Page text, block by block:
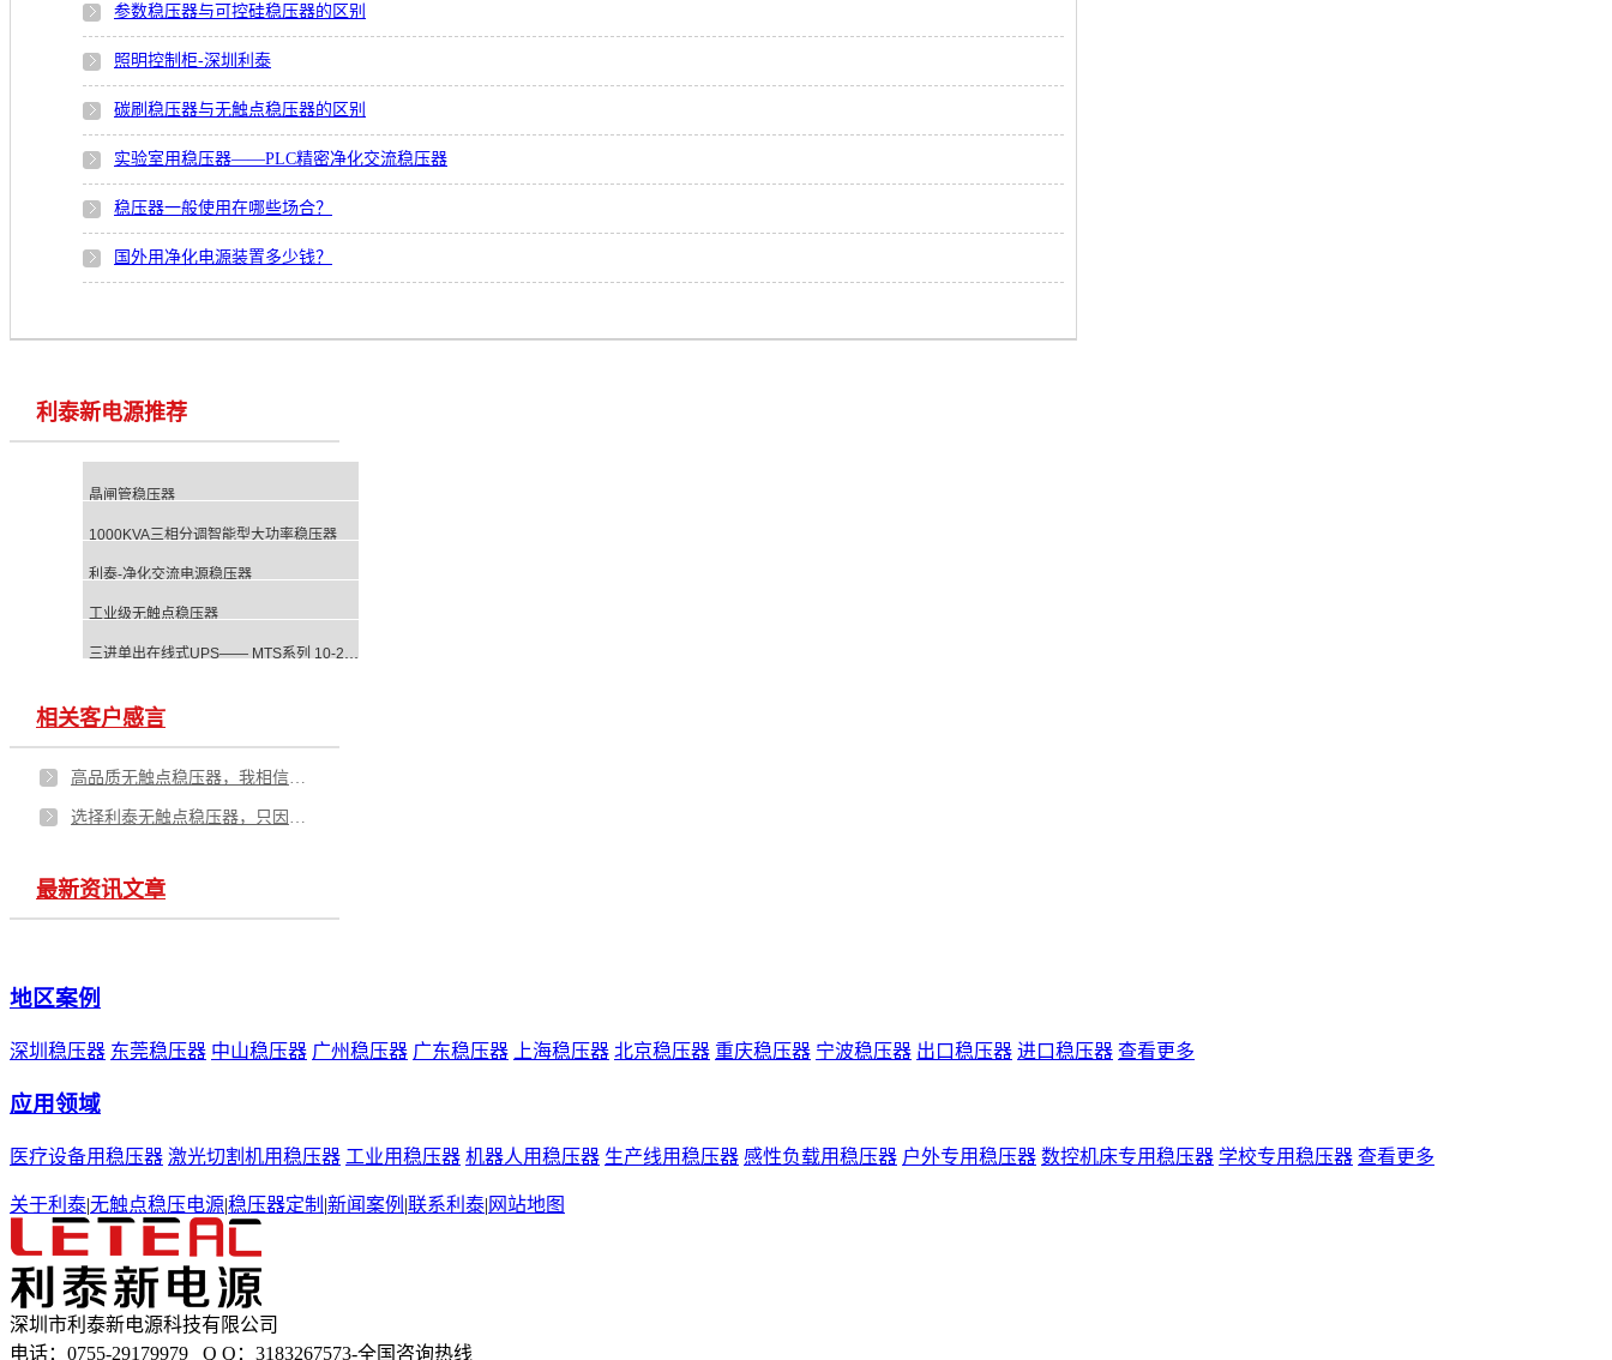
参数稳压器与可控硅稳压器的区别
照明控制柜-深圳利泰
碳刷稳压器与无触点稳压器的区别
实验室用稳压器——PLC精密净化交流稳压器
稳压器一般使用在哪些场合？
国外用净化电源装置多少钱？
利泰新电源推荐
晶闸管稳压器
1000KVA三相分调智能型大功率稳压器
利泰-净化交流电源稳压器
工业级无触点稳压器
相关客户感言
最新资讯文章
地区案例
深圳稳压器 东莞稳压器 中山稳压器 广州稳压器 广东稳压器 上海稳压器 北京稳压器 重庆稳压器 宁波稳压器 出口稳压器 进口稳压器 查看更多
应用领域
医疗设备用稳压器 激光切割机用稳压器 工业用稳压器 机器人用稳压器 生产线用稳压器 感性负载用稳压器 户外专用稳压器 数控机床专用稳压器 学校专用稳压器 查看更多
关于利泰|无触点稳压电源|稳压器定制 |新闻案例 |联系利泰| 网站地图
深圳市利泰新电源科技有限公司
电话：0755-29179979 Q Q：3183267573-全国咨询热线